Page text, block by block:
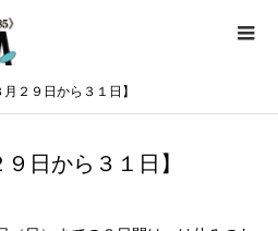
２９日から３１日】
日から３１日】